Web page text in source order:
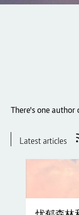
There's one
Latest articles